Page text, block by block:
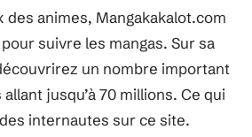
des animes, Mangakakalot.com
suivre les mangas. Sur sa
un nombre important
jusqu’à 70 millions. Ce qui
internautes sur ce site.